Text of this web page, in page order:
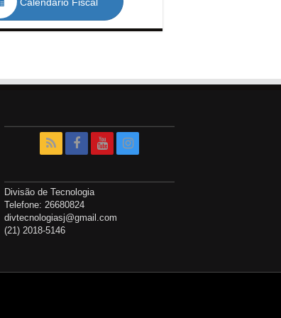
Calendário Fiscal
Divisão de Tecnologia
Telefone: 26680824
divtecnologiasj@gmail.com
(21) 2018-5146